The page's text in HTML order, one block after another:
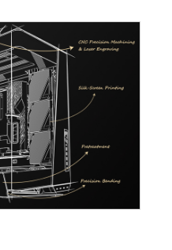
น์เต็มที่จากระบบนิเวศ
นการตั้งค่าที่ไม่จำเป็น
ธิภาพของเครื่อง
ณ ซอฟต์แวร์ RGB ที่ดี
ของคุณ ไม่ใช่เป็น
ป็นเรื่องสำคัญ อะไร
กำหนดซอฟต์แวร์ RGB
ารใช้งานร่วมกัน
ไม่ ซอฟต์แวร์รองรับ
รื่นระหว่างอุปกรณ์หลาย
ดีที่สุด ควรอนุญาตให้ผู้